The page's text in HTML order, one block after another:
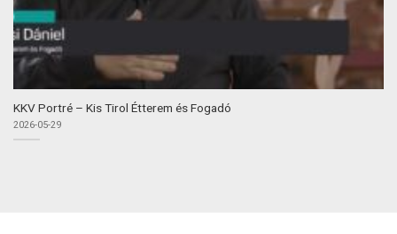
KKV Portré – Kis Tirol Étterem és Fogadó
2026-05-29